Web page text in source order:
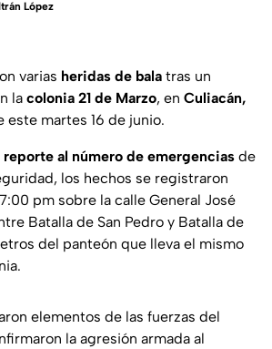
López
varias heridas de bala tras un
la colonia 21 de Marzo, en Culiacán,
este martes 16 de junio.
reporte al número de emergencias de
los hechos se registraron
pm sobre la calle General José
Batalla de San Pedro y Batalla de
del panteón que lleva el mismo
elementos de las fuerzas del
la agresión armada al